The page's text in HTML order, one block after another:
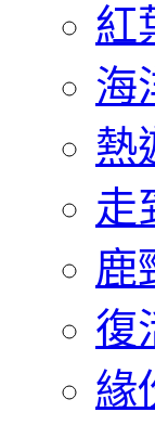
紅
海
熱
走
鹿
復
緣